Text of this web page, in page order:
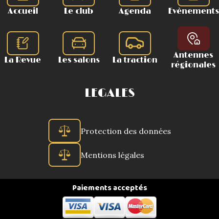
Accueil Le club Agenda Evènements
La Revue Les salons La traction
Antennes
régionales
LEGALES
Protection des données
Mentions légales
Paiements acceptés